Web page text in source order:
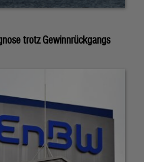
trotz Gewinnrückgangs